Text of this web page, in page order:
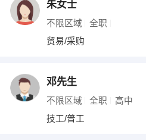
朱女士
不限区域 全职
贸易/采购
邓先生
不限区域 全职 高中
技工/普工